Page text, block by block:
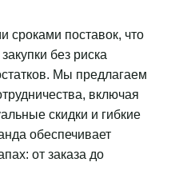
сроками поставок, что
без риска
Мы предлагаем
включая
скидки и гибкие
обеспечивает
от заказа до